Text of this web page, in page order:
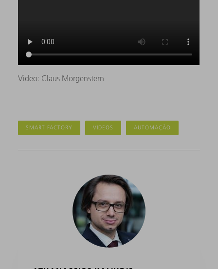
Video: Claus Morgenstern
SMART FACTORY VIDEOS AUTOMAÇÃO